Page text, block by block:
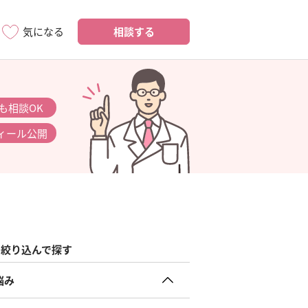
気になる 相談する
相談OK
ール公開
絞り込んで探す
み